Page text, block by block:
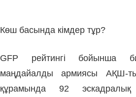
Көш басында кімдер тұр?
GFP рейтингі бойынша
маңдайалды армиясы АҚШ-
құрамында 92